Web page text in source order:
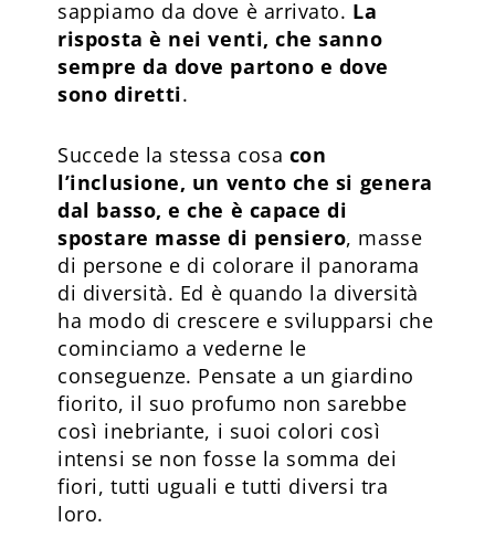
sappiamo da dove è arrivato. La
risposta è nei venti, che sanno
sempre da dove partono e dove
sono diretti.
Succede la stessa cosa con
l’inclusione, un vento che si genera
dal basso, e che è capace di
spostare masse di pensiero, masse
di persone e di colorare il panorama
di diversità. Ed è quando la diversità
ha modo di crescere e svilupparsi che
cominciamo a vederne le
conseguenze. Pensate a un giardino
fiorito, il suo profumo non sarebbe
così inebriante, i suoi colori così
intensi se non fosse la somma dei
fiori, tutti uguali e tutti diversi tra
loro.